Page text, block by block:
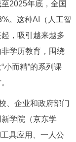
我要建议
2025年底，全国
。这种AI（人工智
，吸引越来越多
学历教育，围绕
小而精”的系列课
、企业和政府部门
学院（京东学
具应用、一人公